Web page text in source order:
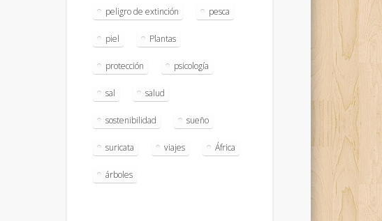
peligro de extinción pesca
piel Plantas
protección psicología
sal salud
sostenibilidad sueño
suricata viajes África
árboles